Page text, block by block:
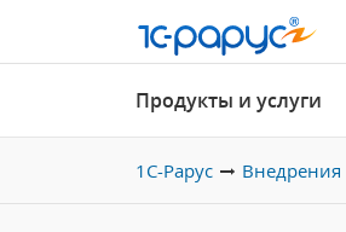
Продукты и услуги
1С-Рарус Внедрения